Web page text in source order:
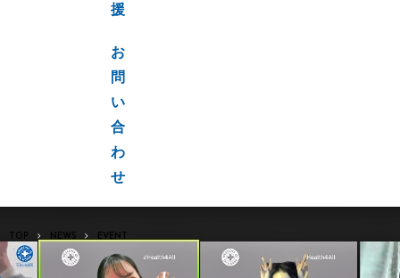
援
お
問
い
合
わ
せ
TOP NEWS EVENT